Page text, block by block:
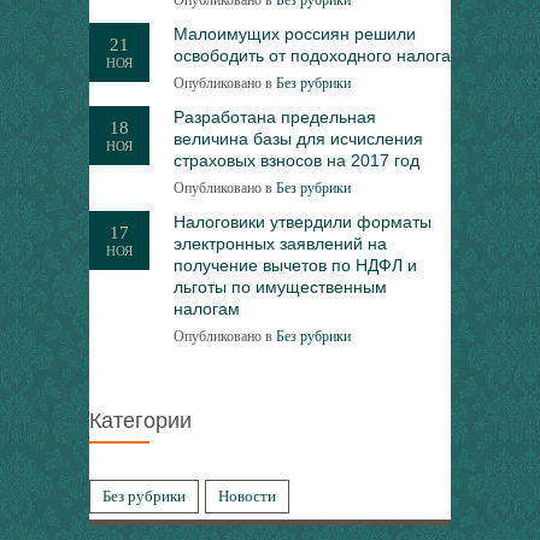
21
НОЯ
Малоимущих россиян решили
освободить от подоходного налога
Опубликовано в Без рубрики
18
НОЯ
Разработана предельная
величина базы для исчисления
страховых взносов на 2017 год
Опубликовано в Без рубрики
17
НОЯ
Налоговики утвердили форматы
электронных заявлений на
получение вычетов по НДФЛ и
льготы по имущественным
налогам
Опубликовано в Без рубрики
Категории
Без рубрики Новости